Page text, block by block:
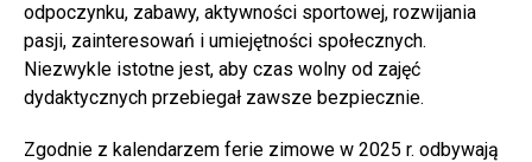
odpoczynku, zabawy, aktywności sportowej, rozwijania
pasji, zainteresowań i umiejętności społecznych.
Niezwykle istotne jest, aby czas wolny od zajęć
dydaktycznych przebiegał zawsze bezpiecznie.
Zgodnie z kalendarzem ferie zimowe w 2025 r. odbywają